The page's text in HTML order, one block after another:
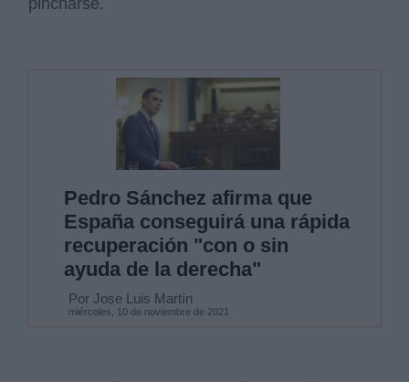
pincharse.
Pedro Sánchez afirma que
España conseguirá una rápida
recuperación "con o sin
ayuda de la derecha"
Por Jose Luis Martín
miércoles, 10 de noviembre de 2021